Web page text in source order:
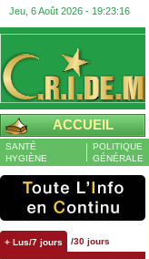
Jeu, 6 Août 2026 - 19:23:16
ACCUEIL
SANTÉ
HYGIÈNE
POLITIQUE
GÉNÉRALE
+ Lus/7 jours /30 jours